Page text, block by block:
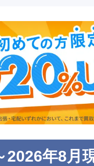
2026年8月